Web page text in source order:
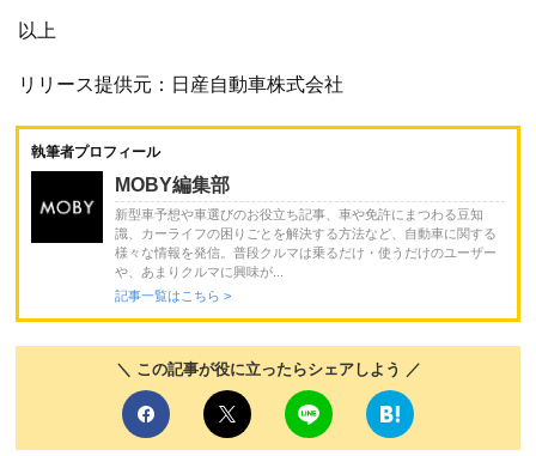
以上
リリース提供元：日産自動車株式会社
執筆者プロフィール
MOBY編集部
新型車予想や車選びのお役立ち記事、車や免許にまつわる豆知
識、カーライフの困りごとを解決する方法など、自動車に関する
様々な情報を発信。普段クルマは乗るだけ・使うだけのユーザー
や、あまりクルマに興味が...
記事一覧はこちら >
＼ この記事が役に立ったらシェアしよう ／